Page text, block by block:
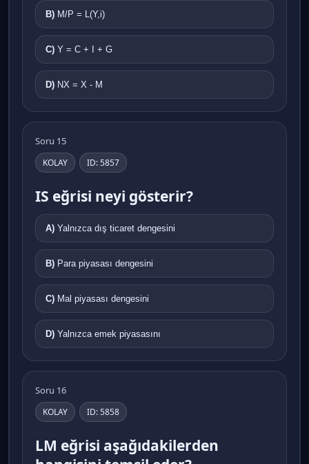
B) M/P = L(Y,i)
C) Y = C + I + G
D) NX = X - M
Soru 15
KOLAY ID: 5857
IS eğrisi neyi gösterir?
A) Yalnızca dış ticaret dengesini
B) Para piyasası dengesini
C) Mal piyasası dengesini
D) Yalnızca emek piyasasını
Soru 16
KOLAY ID: 5858
LM eğrisi aşağıdakilerden